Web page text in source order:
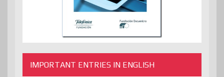
IMPORTANT ENTRIES IN ENGLISH